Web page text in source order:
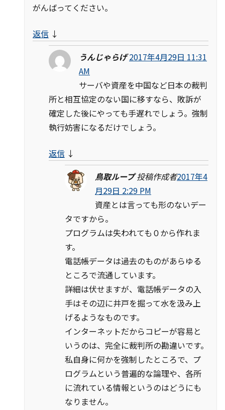
がんばってください。
返信 ↓
うんじゃらげ 2017年4月29日 11:31
AM
サーバや資産を中国など日本の裁判
所と相互協定のない国に移すなら、敗訴が
確定した後にやっても手遅れでしょう。強制
執行妨害になるだけでしょう。
返信 ↓
鳥取ループ 投稿作成者2017年4
月29日 2:29 PM
資産とは言っても形のないデー
タですから。
プログラムは失われても０から作れま
す。
電話帳データは過去のものがあらゆる
ところで流通しています。
詳細は伏せますが、電話帳データの入
手はその辺に井戸を掘って水を汲み上
げるようなものです。
インターネットだからコピーが容易と
いうのは、完全に裁判所の勘違いです。
私自身に何かを強制したところで、プ
ログラムという普遍的な論理や、各所
に流れている情報というのはどうにも
なりません。